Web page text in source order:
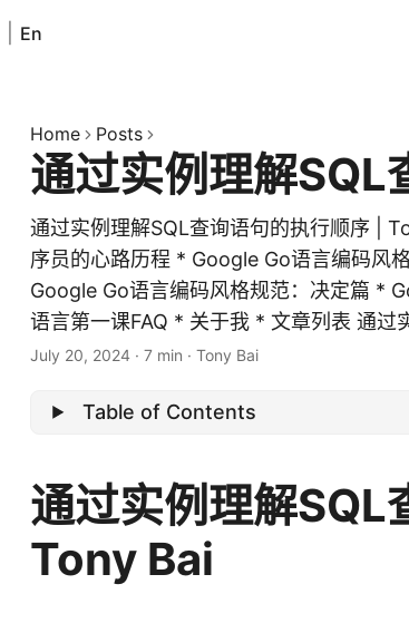
En
Home Posts
通过实例理解SQL
通过实例理解SQL查询语句的执行顺序 |
序员的心路历程 * Google Go语言编码风
Google Go语言编码风格规范：决定篇 *
语言第一课FAQ * 关于我 * 文章列表 通过
July 20, 2024 · 7 min · Tony Bai
Table of Contents
通过实例理解SQL
Tony Bai